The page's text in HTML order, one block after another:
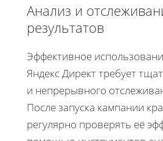
Анализ и
результатов
Эффективное
Яндекс Директ требует
и непрерывного
После запуска кампании
регулярно проверять её